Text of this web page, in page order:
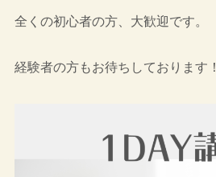
全くの初心者の方、大歓迎です。
経験者の方もお待ちしております！